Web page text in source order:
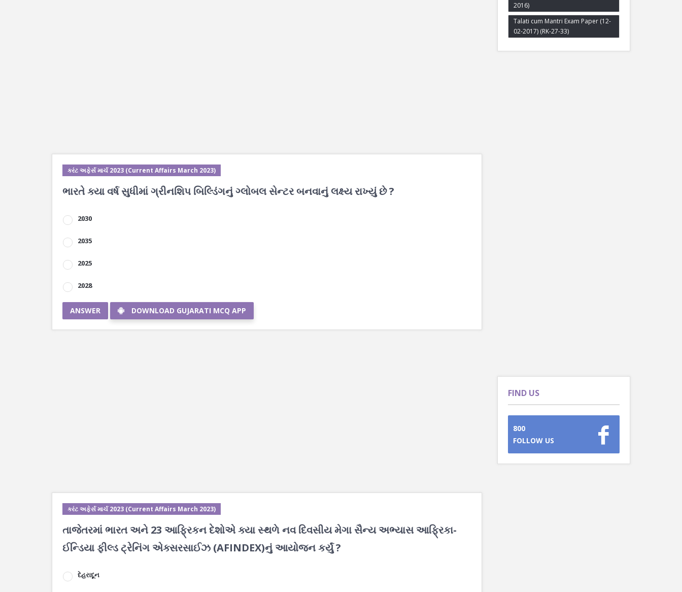
કરંટ અફેર્સ માર્ચ 2023 (Current Affairs March 2023)
ભારતે ક્યા વર્ષ સુધીમાં ગ્રીનશિપ બિલ્ડિંગનું ગ્લોબલ સેન્ટર બનવાનું લક્ષ્ય રાખ્યું છે ?
2030
2035
2025
2028
ANSWER DOWNLOAD GUJARATI MCQ APP
કરંટ અફેર્સ માર્ચ 2023 (Current Affairs March 2023)
તાજેતરમાં ભારત અને 23 આફ્રિકન દેશોએ ક્યા સ્થળે નવ દિવસીય મેગા સૈન્ય અભ્યાસ આફ્રિકા-
ઈન્ડિયા ફીલ્ડ ટ્રેનિંગ એક્સરસાઈઝ (AFINDEX)નું આયોજન કર્યું ?
દેહરાદૂન
2016)
Talati cum Mantri Exam Paper (12-
02-2017) (RK-27-33)
FIND US
800
FOLLOW US